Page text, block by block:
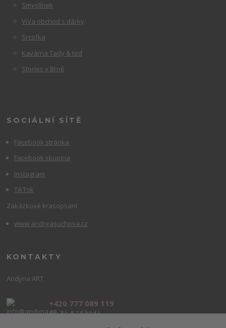
Smyslínek
ViVa obchod s dárky
Srcofka
Kavárna Tady & teď
Stories v Brně
SOCIÁLNÍ SÍTĚ
Facebook stránka
Facebook skupina
Instagram
TikTok
Zakázkové krasopsaní
www.andreasuchova.cz
KONTAKTY
Andyna ART
+420 777 089 119
(Po-Pá, 8-16 hod.)